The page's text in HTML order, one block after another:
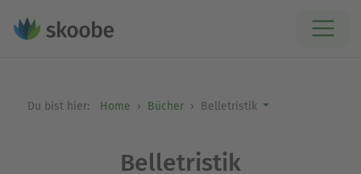
Du bist hier: Home Bücher Belletristik
Belletristik